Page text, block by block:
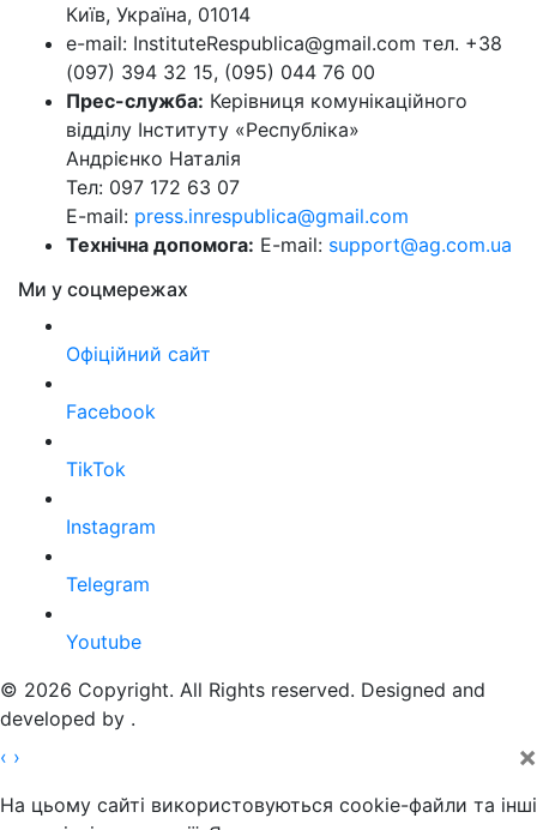
Київ, Україна, 01014
e-mail: InstituteRespublica@gmail.com тел. +38
(097) 394 32 15, (095) 044 76 00
Прес-служба: Керівниця комунікаційного
відділу Інституту «Республіка»
Андрієнко Наталія
Тел: 097 172 63 07
E-mail: press.inrespublica@gmail.com
Технічна допомога: E-mail: support@ag.com.ua
Ми у соцмережах
Офіційний сайт
Facebook
TikTok
Instagram
Telegram
Youtube
© 2026 Copyright. All Rights reserved. Designed and
developed by .
‹ › ×
На цьому сайті використовуються cookie-файли та інші